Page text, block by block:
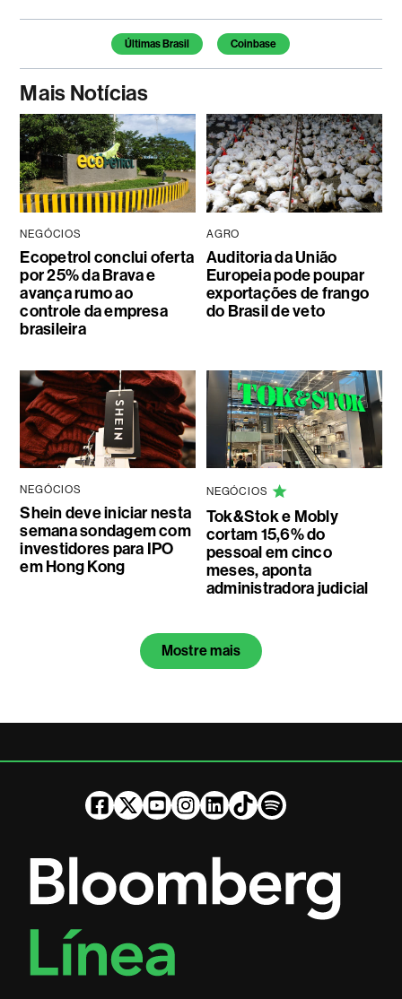
Temas deste artigoÚltimas Brasil Coinbase
Mais Notícias
NEGÓCIOS
Ecopetrol conclui oferta
por 25% da Brava e
avança rumo ao
controle da empresa
brasileira
AGRO
Auditoria da União
Europeia pode poupar
exportações de frango
do Brasil de veto
NEGÓCIOS
Shein deve iniciar nesta
semana sondagem com
investidores para IPO
em Hong Kong
NEGÓCIOS
Tok&Stok e Mobly
cortam 15,6% do
pessoal em cinco
meses, aponta
administradora judicial
Mostre mais